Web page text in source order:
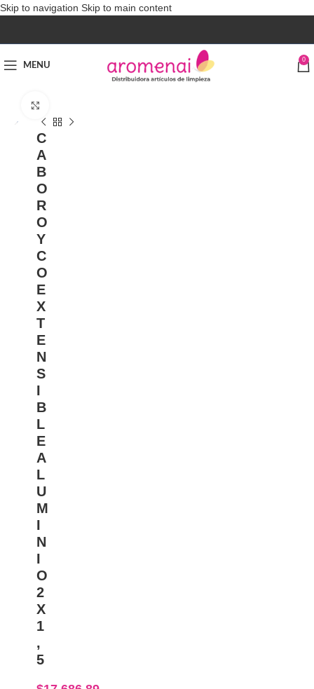
Skip to navigation Skip to main content
MENU
0
C
A
B
O
R
O
Y
C
O
E
X
T
E
N
S
I
B
L
E
A
L
U
M
I
N
I
O
2
X
1
,
5